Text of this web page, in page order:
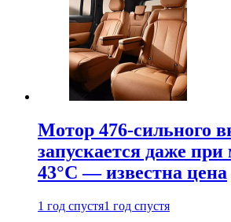
Мотор 476-сильного
запускается даже при
43°С — известна цена
1 год спустя1 год спустя